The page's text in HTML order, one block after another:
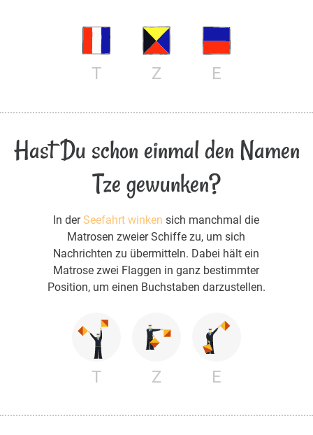
T Z E
Hast Du schon einmal den Namen
Tze gewunken?
In derSeefahrt winken sich manchmal die
Matrosen zweier Schiffe zu, um sich
Nachrichten zu übermitteln. Dabei hält ein
Matrose zwei Flaggen in ganz bestimmter
Position, um einen Buchstaben darzustellen.
T Z E